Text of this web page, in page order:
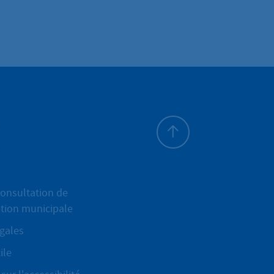
de
municipale